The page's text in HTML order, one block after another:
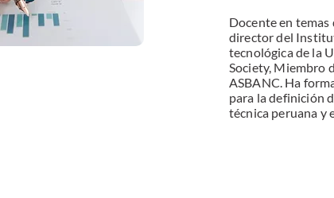
Docente en
director del
tecnológica de la
Society, Miembro
ASBANC. Ha
para la definición
técnica peruana y